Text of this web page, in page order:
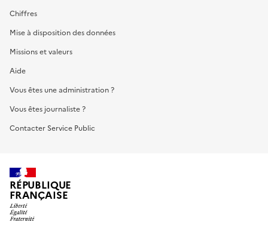
Chiffres
Mise à disposition des données
Missions et valeurs
Aide
Vous êtes une administration ?
Vous êtes journaliste ?
Contacter Service Public
RÉPUBLIQUE
FRANÇAISE